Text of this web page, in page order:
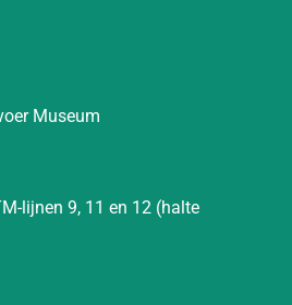
Museum
lijnen 9, 11 en 12 (halte